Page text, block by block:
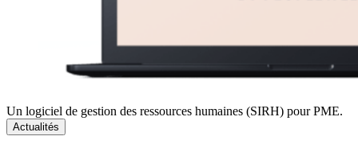
Un logiciel de gestion des ressources humaines (SIRH) pour PME.
Actualités